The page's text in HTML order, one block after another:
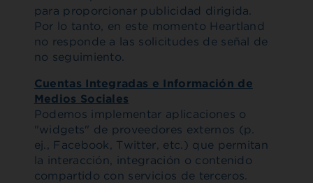
para proporcionar publicidad dirigida.
Por lo tanto, en este momento Heartland
no responde a las solicitudes de señal de
no seguimiento.
Cuentas Integradas e Información de
Medios Sociales
Podemos implementar aplicaciones o
"widgets" de proveedores externos (p.
ej., Facebook, Twitter, etc.) que permitan
la interacción, integración o contenido
compartido con servicios de terceros.